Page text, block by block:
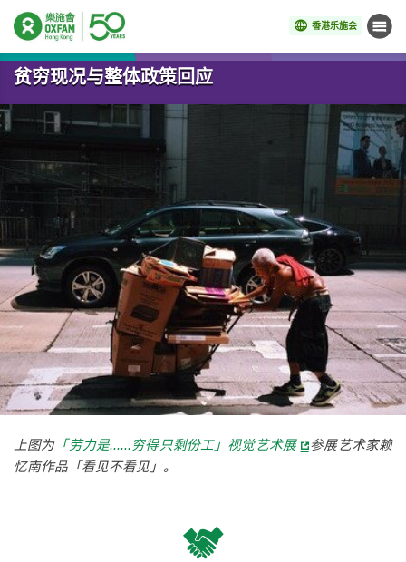
香港乐施会 菜单
开始主要内容
贫穷现况与整体政策回应
上图为「劳力是......穷得只剩份工」视觉艺术展
参展艺术家赖
忆南作品「看见不看见」。